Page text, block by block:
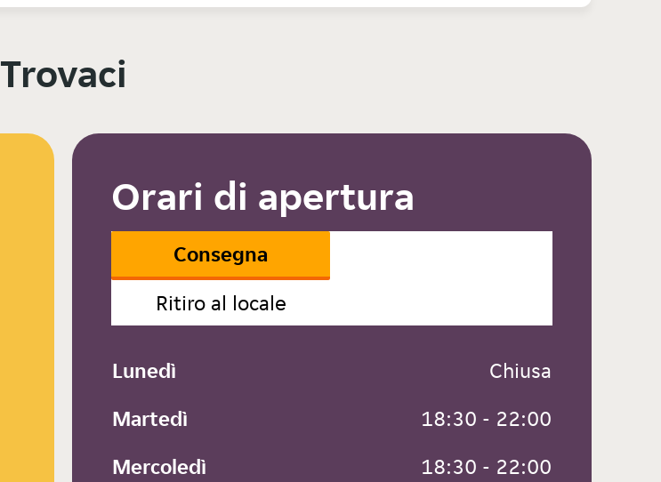
Trovaci
Orari di apertura
Consegna
Ritiro al locale
Lunedì
Chiusa
Martedì
18:30 - 22:00
Mercoledì
18:30 - 22:00